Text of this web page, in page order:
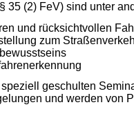
35 (2) FeV) sind unter
und rücksichtvollen
zum
geschulten
und werden von